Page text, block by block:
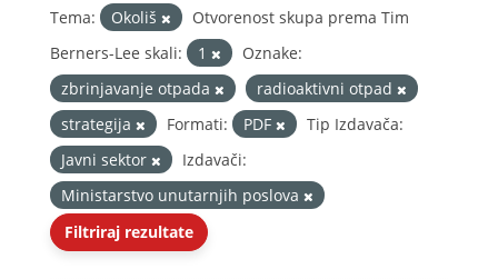
Tema: Okoliš
Otvorenost skupa prema Tim
Berners-Lee skali:
1
Oznake:
zbrinjavanje otpada
radioaktivni otpad
strategija
Formati: PDF
Tip Izdavača:
Javni sektor
Izdavači:
Ministarstvo unutarnjih poslova
Filtriraj rezultate